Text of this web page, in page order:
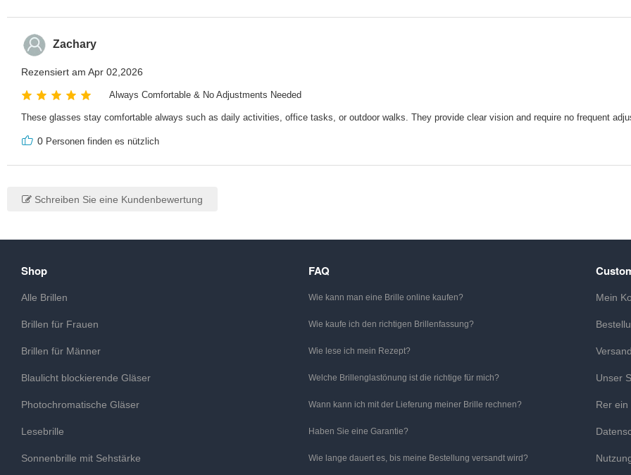
Zachary
Rezensiert am Apr 02,2026
Always Comfortable & No Adjustments Needed
These glasses stay comfortable always such as daily activities, office tasks, or outdoor walks. They provide clear vision and require no frequent
0 Personen finden es nützlich
Schreiben Sie eine Kundenbewertung
Shop
Alle Brillen
Brillen für Frauen
Brillen für Männer
Blaulicht blockierende Gläser
Photochromatische Gläser
Lesebrille
Sonnenbrille mit Sehstärke
FAQ
Wie kann man eine Brille online kaufen?
Wie kaufe ich den richtigen Brillenfassung?
Wie lese ich mein Rezept?
Welche Brillenglastönung ist die richtige für mich?
Wann kann ich mit der Lieferung meiner Brille rechnen?
Haben Sie eine Garantie?
Wie lange dauert es, bis meine Bestellung versandt wird?
Mein
Unser
Rer